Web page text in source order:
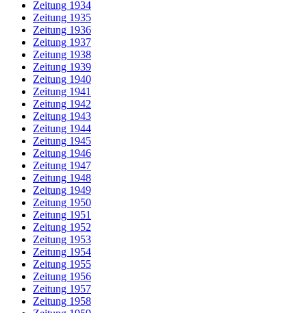
Zeitung 1934
Zeitung 1935
Zeitung 1936
Zeitung 1937
Zeitung 1938
Zeitung 1939
Zeitung 1940
Zeitung 1941
Zeitung 1942
Zeitung 1943
Zeitung 1944
Zeitung 1945
Zeitung 1946
Zeitung 1947
Zeitung 1948
Zeitung 1949
Zeitung 1950
Zeitung 1951
Zeitung 1952
Zeitung 1953
Zeitung 1954
Zeitung 1955
Zeitung 1956
Zeitung 1957
Zeitung 1958